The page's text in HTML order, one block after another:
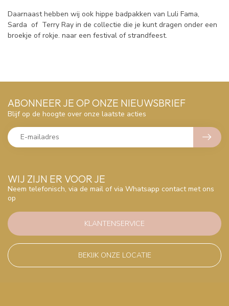
Daarnaast hebben wij ook hippe badpakken van Luli Fama,
Sarda of Terry Ray in de collectie die je kunt dragen onder een
broekje of rokje. naar een festival of strandfeest.
WIJ ZIJN ER VOOR JE
Neem telefonisch, via de mail of via Whatsapp contact met ons
op
KLANTENSERVICE
BEKIJK ONZE LOCATIE
ABONNEER JE OP ONZE NIEUWSBRIEF
Blijf op de hoogte over onze laatste acties